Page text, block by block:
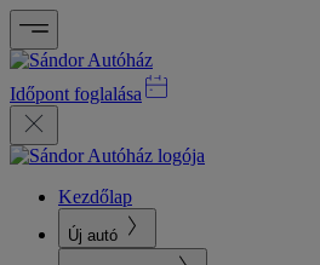
Időpont foglalása
Kezdőlap
Új autó